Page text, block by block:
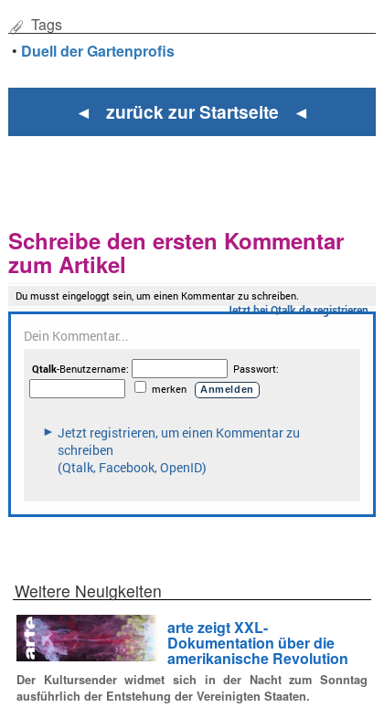
Tags
• Duell der Gartenprofis
◄ zurück zur Startseite ◄
Schreibe den ersten Kommentar
zum Artikel
Weitere Neuigkeiten
arte zeigt XXL-
Dokumentation über die
amerikanische Revolution
Der Kultursender widmet sich in der Nacht zum Sonntag
ausführlich der Entstehung der Vereinigten Staaten.